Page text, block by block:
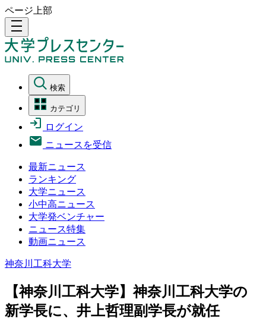
ページ上部
density_medium
検索
カテゴリ
ログイン
ニュースを受信
最新ニュース
ランキング
大学ニュース
小中高ニュース
大学発ベンチャー
ニュース特集
動画ニュース
神奈川工科大学
【神奈川工科大学】神奈川工科大学の
新学長に、井上哲理副学長が就任